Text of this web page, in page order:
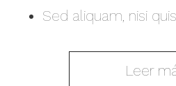
Sed aliquam, nisi
Leer